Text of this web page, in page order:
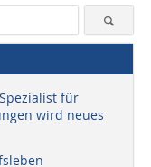
für
wird neues